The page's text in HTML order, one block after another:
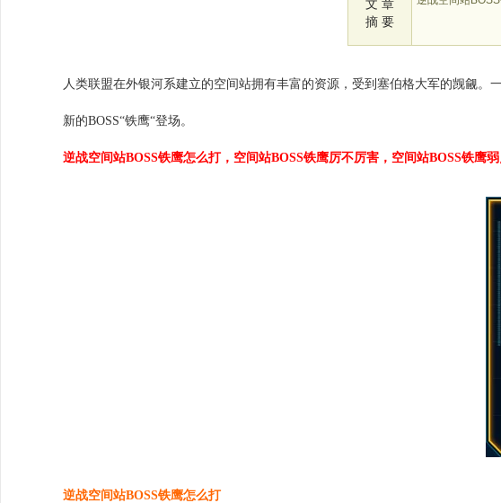
文 章
摘 要
人类联盟在外银河系建立的空间站拥有丰富的资源，受到塞伯格大军的觊觎。
新的BOSS“铁鹰“登场。
逆战空间站BOSS铁鹰怎么打，空间站BOSS铁鹰厉不厉害，空间站BOSS铁鹰
逆战空间站BOSS铁鹰怎么打